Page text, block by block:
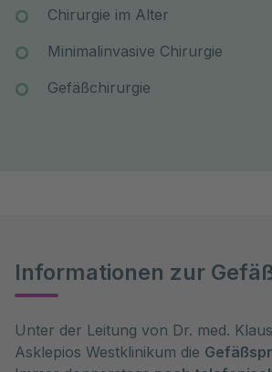
Chirurgie im Alter
Minimalinvasive Chirurgie
Gefäßchirurgie
Informationen zur
Unter der Leitung von Dr. med.
Asklepios Westklinikum die